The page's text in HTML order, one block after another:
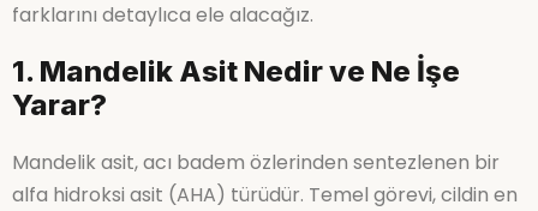
farklarını detaylıca ele alacağız.
1. Mandelik Asit Nedir ve Ne İşe
Yarar?
Mandelik asit, acı badem özlerinden sentezlenen bir
alfa hidroksi asit (AHA) türüdür. Temel görevi, cildin en